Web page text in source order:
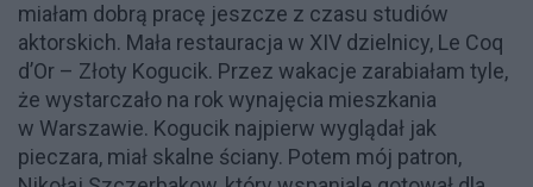
miałam dobrą pracę jeszcze z czasu studiów
aktorskich. Mała restauracja w XIV dzielnicy, Le Coq
d’Or – Złoty Kogucik. Przez wakacje zarabiałam tyle,
że wystarczało na rok wynajęcia mieszkania
w Warszawie. Kogucik najpierw wyglądał jak
pieczara, miał skalne ściany. Potem mój patron,